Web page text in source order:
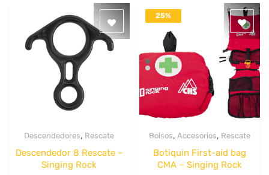
Descendedores, Rescate
Descendedor 8 Rescate –
Singing Rock
25%
DESACTIVADO
Bolsos,Accesorios, Rescate
Botiquin First-aid bag
CMA – Singing Rock